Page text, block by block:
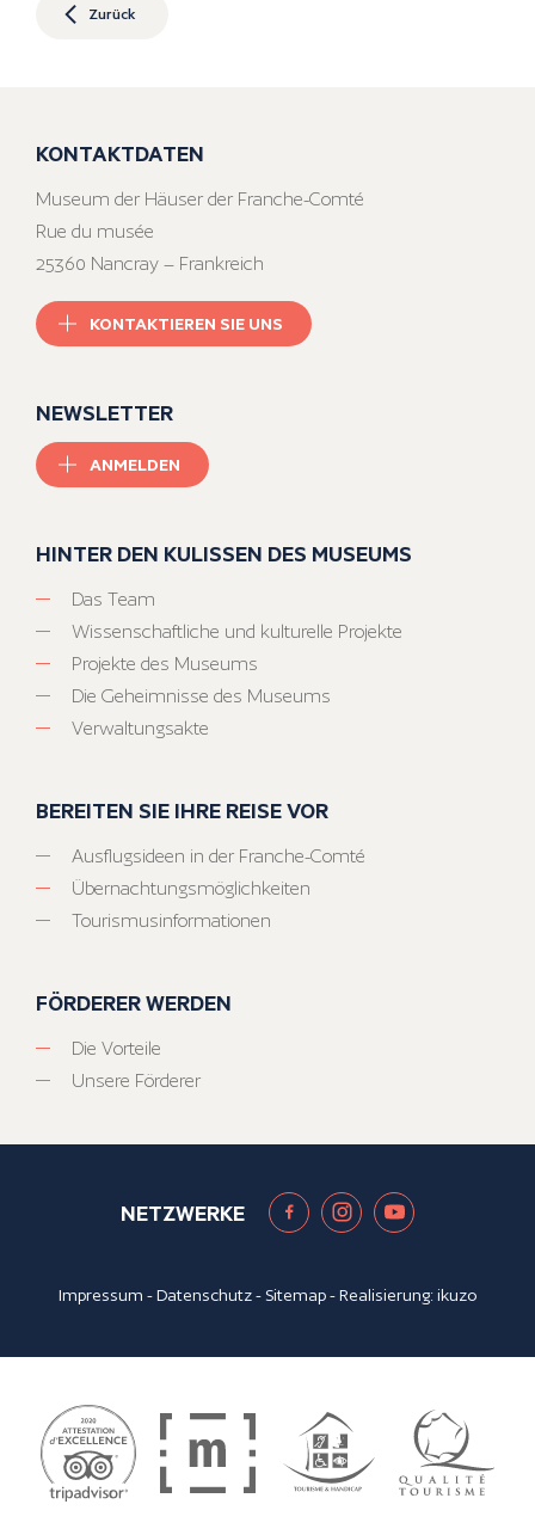
Zurück
KONTAKTDATEN
Museum der Häuser der Franche-Comté
Rue du musée
25360 Nancray – Frankreich
KONTAKTIEREN SIE UNS
NEWSLETTER
ANMELDEN
HINTER DEN KULISSEN DES MUSEUMS
Das Team
Wissenschaftliche und kulturelle Projekte
Projekte des Museums
Die Geheimnisse des Museums
Verwaltungsakte
BEREITEN SIE IHRE REISE VOR
Ausflugsideen in der Franche-Comté
Übernachtungsmöglichkeiten
Tourismusinformationen
FÖRDERER WERDEN
Die Vorteile
Unsere Förderer
NETZWERKE
Impressum -Datenschutz- Sitemap- Realisierung:ikuzo